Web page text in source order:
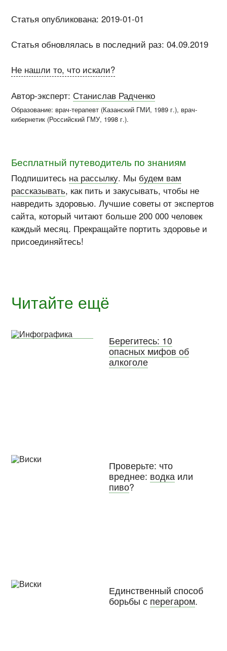
Статья опубликована: 2019-01-01
Статья обновлялась в последний раз: 04.09.2019
Не нашли то, что искали?
Автор-эксперт:Станислав Радченко
Образование: врач-терапевт (Казанский ГМИ, 1989 г.), врач-
кибернетик (Российский ГМУ, 1998 г.).
Бесплатный путеводитель по знаниям
Подпишитесь на рассылку. Мы будем вам
рассказывать, как пить и закусывать, чтобы не
навредить здоровью. Лучшие советы от экспертов
сайта, который читают больше 200 000 человек
каждый месяц. Прекращайте портить здоровье и
присоединяйтесь!
Читайте ещё
Берегитесь: 10
опасных мифов об
алкоголе
Проверьте: что
вреднее: водка или
пиво?
Единственный способ
борьбы с перегаром.